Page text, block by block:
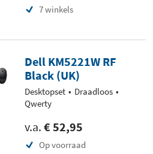
7 winkels
Dell KM5221W RF
Black (UK)
Desktopset
Draadloos
Qwerty
v.a. € 52,95
Op voorraad